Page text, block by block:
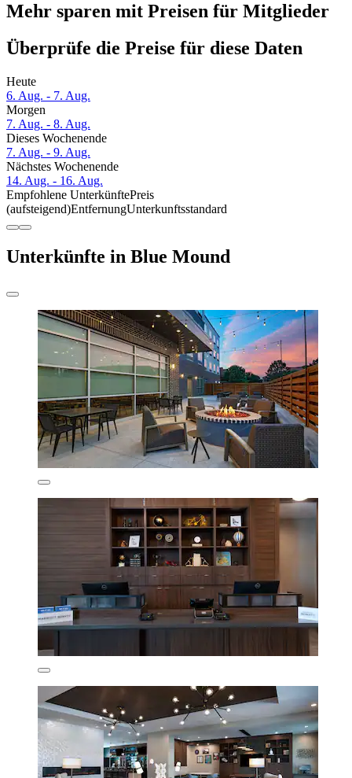
Mehr sparen mit Preisen für Mitglieder
Überprüfe die Preise für diese Daten
Heute
6. Aug. - 7. Aug.
Morgen
7. Aug. - 8. Aug.
Dieses Wochenende
7. Aug. - 9. Aug.
Nächstes Wochenende
14. Aug. - 16. Aug.
Empfohlene UnterkünftePreis
(aufsteigend)EntfernungUnterkunftsstandard
Unterkünfte in Blue Mound